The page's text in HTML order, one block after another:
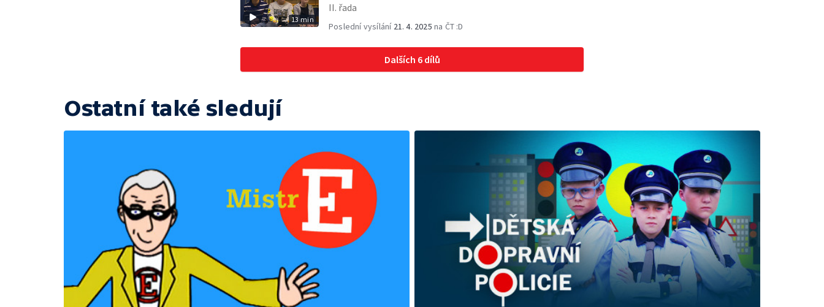
13 min
II. řada
Poslední vysílání 21. 4. 2025 na ČT :D
Dalších 6 dílů
Ostatní také sledují